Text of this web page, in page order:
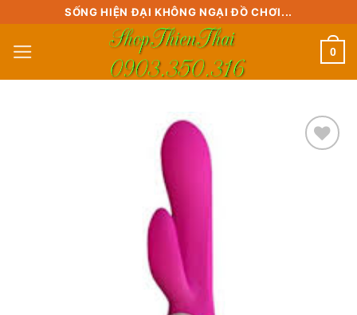
content
SỐNG HIỆN ĐẠI KHÔNG NGẠI ĐỒ CHƠI...
0